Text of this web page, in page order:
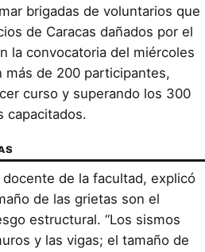
brigadas de voluntarios que
de Caracas dañados por el
la convocatoria del miércoles
más de 200 participantes,
curso y superando los 300
capacitados.
de la facultad, explicó
de las grietas son el
estructural. “Los sismos
y las vigas; el tamaño de